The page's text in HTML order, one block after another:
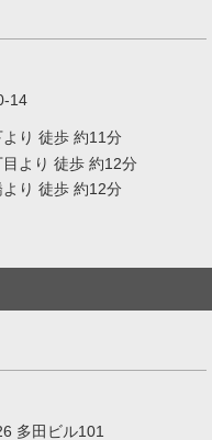
14
り 徒歩 約11分
より 徒歩 約12分
り 徒歩 約12分
多田ビル101